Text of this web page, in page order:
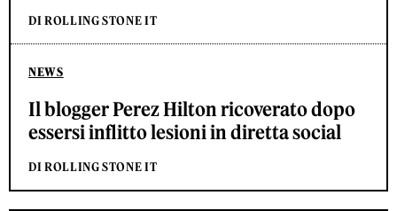
DI ROLLING STONE IT
NEWS
Il blogger Perez Hilton ricoverato dopo
essersi inflitto lesioni in diretta social
DI ROLLING STONE IT